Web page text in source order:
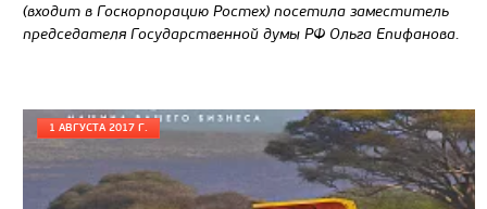
(входит в Госкорпорацию Ростех) посетила заместитель
председателя Государственной думы РФ Ольга Епифанова.
1 АВГУСТА 2017 Г.